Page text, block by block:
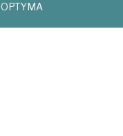
OPTYMA